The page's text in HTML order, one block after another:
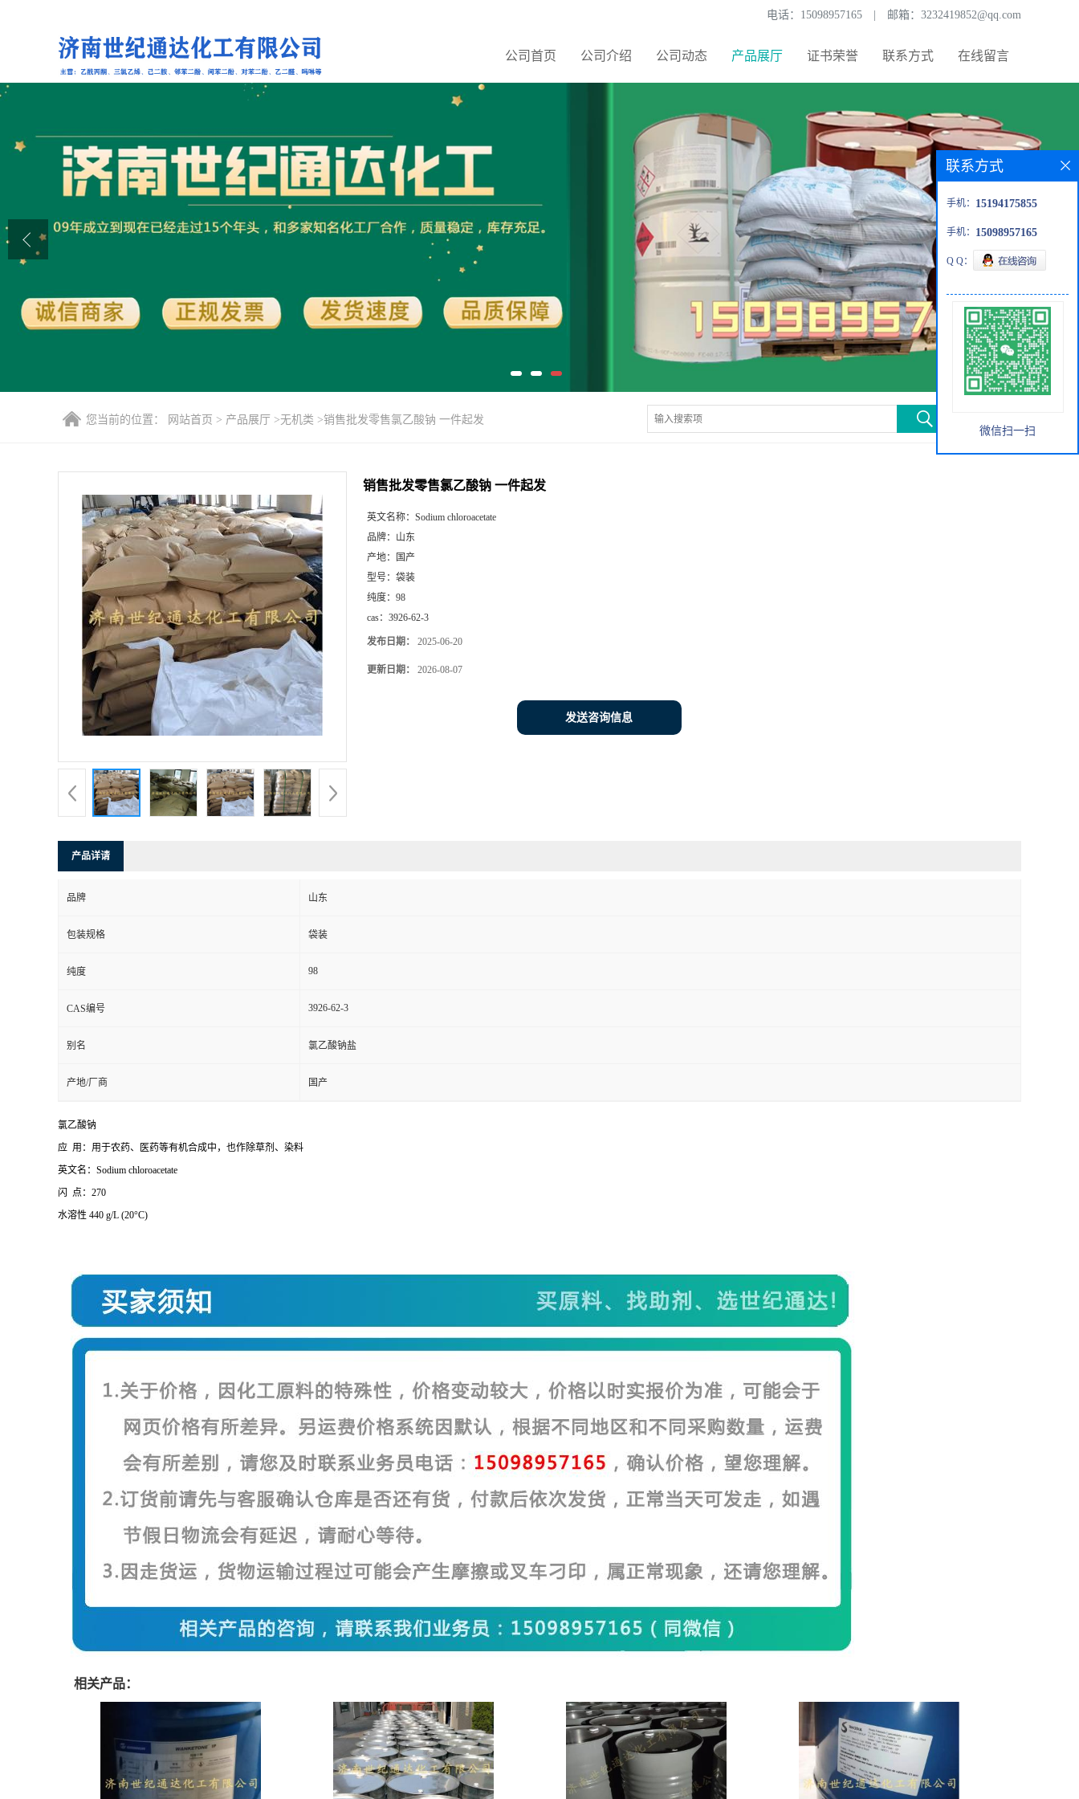
电话： 15098957165 邮箱： 3232419852@qq.com
公司首页 公司介绍 公司动态 产品展厅 证书荣誉 联系方式 在线留言
公司首页
产品展厅
联系方式
您当前的位置： 网站首页 > 产品展厅 >无机类 >销售批发零售氯乙酸钠 一件起发
销售批发零售氯乙酸钠 一件起发
英文名称： Sodium chloroacetate
品牌： 山东
产地：
国产
型号： 袋装
纯度： 98
cas： 3926-62-3
发布日期： 2025-06-20
更新日期： 2026-08-07
发送咨询信息
产品详请
品牌 山东
包装规格 袋装
纯度 98
CAS编号 3926-62-3
别名 氯乙酸钠盐
产地/厂商 国产
氯乙酸钠
应 用：用于农药、医药等有机合成中，也作除草剂、染料
英文名：Sodium chloroacetate
闪 点：270
水溶性 440 g/L (20°C)
相关产品：
联系方式
手机： 15194175855
手机： 15098957165
Q Q：
微信扫一扫